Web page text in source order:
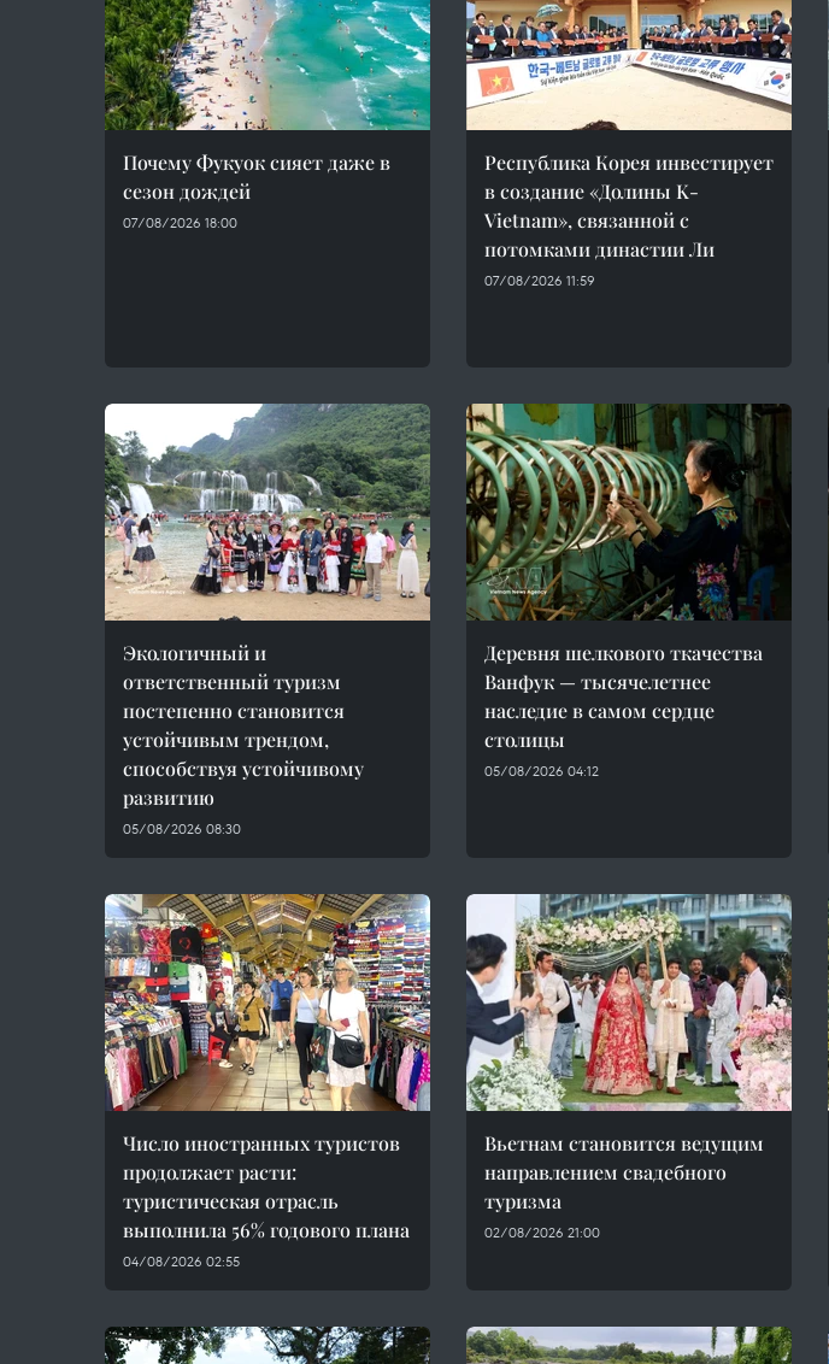
Почему Фукуок сияет даже в
сезон дождей
07/08/2026 18:00
Республика Корея инвестирует
в создание «Долины K-
Vietnam», связанной с
потомками династии Ли
07/08/2026 11:59
Экологичный и
ответственный туризм
постепенно становится
устойчивым трендом,
способствуя устойчивому
развитию
05/08/2026 08:30
Деревня шелкового ткачества
Ванфук — тысячелетнее
наследие в самом сердце
столицы
05/08/2026 04:12
Число иностранных туристов
продолжает расти:
туристическая отрасль
выполнила 56% годового плана
04/08/2026 02:55
Вьетнам становится ведущим
направлением свадебного
туризма
02/08/2026 21:00